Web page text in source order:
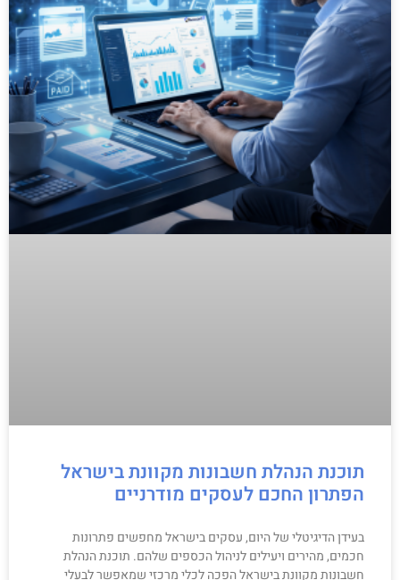
תוכנת הנהלת חשבונות מקוונת בישראל
הפתרון החכם לעסקים מודרניים
בעידן הדיגיטלי של היום, עסקים בישראל מחפשים פתרונות
חכמים, מהירים ויעילים לניהול הכספים שלהם. תוכנת הנהלת
חשבונות מקוונת בישראל הפכה לכלי מרכזי שמאפשר לבעלי